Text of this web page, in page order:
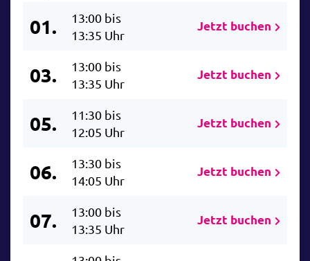
01.
13:00 bis
13:35 Uhr
Jetzt buchen
03.
13:00 bis
13:35 Uhr
Jetzt buchen
05.
11:30 bis
12:05 Uhr
Jetzt buchen
06.
13:30 bis
14:05 Uhr
Jetzt buchen
07.
13:00 bis
13:35 Uhr
Jetzt buchen